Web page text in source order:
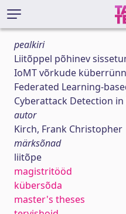
pealkiri
Liitõppel põhinev
IoMT võrkude
Federated Learning-
Cyberattack Detection
autor
Kirch, Frank Christopher
märksõnad
liitõpe
magistritööd
kübersõda
master's theses